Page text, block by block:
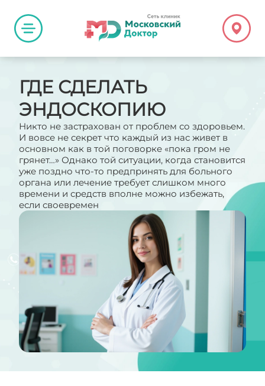
ГДЕ СДЕЛАТЬ
ЭНДОСКОПИЮ
Никто не застрахован от проблем со здоровьем.
И вовсе не секрет что каждый из нас живет в
основном как в той поговорке «пока гром не
грянет…» Однако той ситуации, когда становится
уже поздно что-то предпринять для больного
органа или лечение требует слишком много
времени и средств вполне можно избежать,
если своевремен